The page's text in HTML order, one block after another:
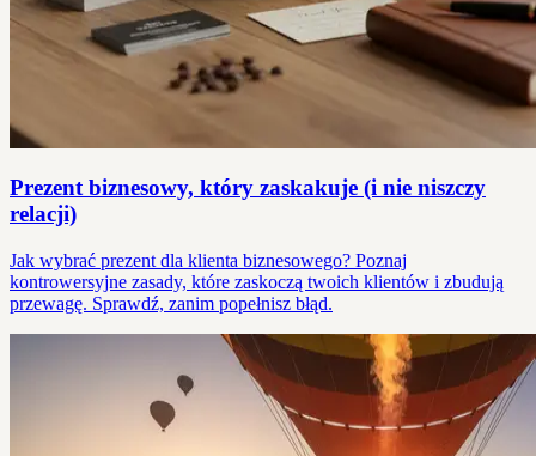
Prezent biznesowy, który zaskakuje (i nie niszczy
relacji)
Jak wybrać prezent dla klienta biznesowego? Poznaj
kontrowersyjne zasady, które zaskoczą twoich klientów i zbudują
przewagę. Sprawdź, zanim popełnisz błąd.